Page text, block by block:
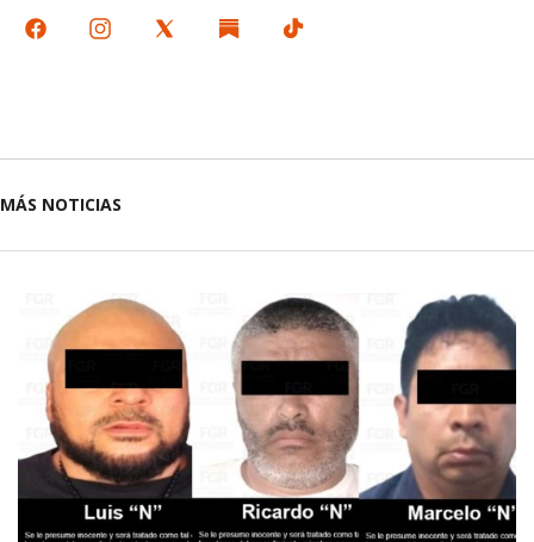
MÁS NOTICIAS